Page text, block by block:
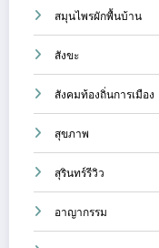
สมุนไพรผักพื้นบ้าน
สังขะ
สังคมท้องถิ่นการเมือง
สุขภาพ
สุรินทร์รีวิว
อาญากรรม